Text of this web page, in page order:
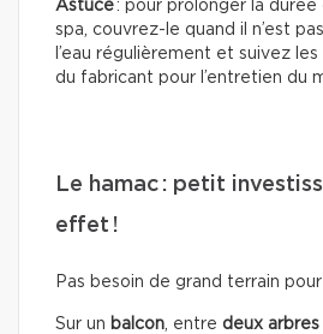
Astuce: pour prolonger la
spa, couvrez-le quand il n’est
l’eau régulièrement et suivez
du fabricant pour l’entretien du
Le hamac : petit
effet !
Pas besoin de grand terrain
Sur un balcon , entre deux arbres